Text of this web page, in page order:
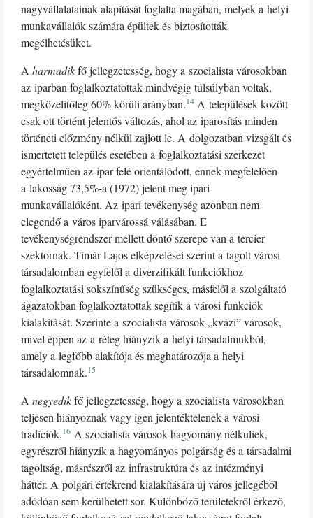
nagyvállalatainak alapítását foglalta magában, melyek a helyi
munkavállalók számára épültek és biztosították
megélhetésüket.
A harmadikfő jellegzetesség, hogy a szocialista városokban
az iparban foglalkoztatottak mindvégig túlsúlyban voltak,
megközelítőleg 60% körüli arányban.14 A települések között
csak ott történt jelentős változás, ahol az iparosítás minden
történeti előzmény nélkül zajlott le. A dolgozatban vizsgált és
ismertetett település esetében a foglalkoztatási szerkezet
egyértelműen az ipar felé orientálódott, ennek megfelelően
a lakosság 73,5%-a (1972) jelent meg ipari
munkavállalóként. Az ipari tevékenység azonban nem
elegendő a város iparvárossá válásában. E
tevékenységrendszer mellett döntő szerepe van a tercier
szektornak. Tímár Lajos elképzelései szerint a tagolt városi
társadalomban egyfelől a diverzifikált funkciókhoz
foglalkoztatási sokszínűség szükséges, másfelől a szolgáltató
ágazatokban foglalkoztatottak segítik a városi funkciók
kialakítását. Szerinte a szocialista városok „kvázi” városok,
mivel éppen az a réteg hiányzik a helyi társadalmukból,
amely a legfőbb alakítója és meghatározója a helyi
társadalomnak.15
A negyedikfő jellegzetesség, hogy a szocialista városokban
teljesen hiányoznak vagy igen jelentéktelenek a városi
tradíciók.16 A szocialista városok hagyomány nélküliek,
egyrészről hiányzik a hagyományos polgárság és a társadalmi
tagoltság, másrészről az infrastruktúra és az intézményi
háttér. A polgári értékrend kialakítására új város jellegéből
adódóan sem kerülhetett sor. Különböző területekről érkező,